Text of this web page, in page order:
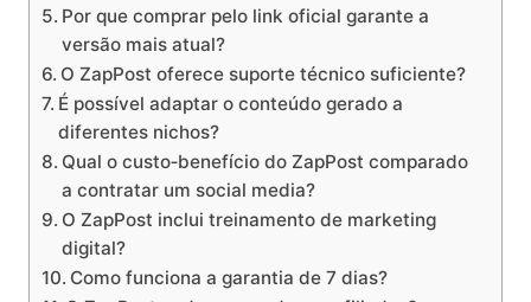
Por que comprar pelo link oficial garante a
versão mais atual?
O ZapPost oferece suporte técnico suficiente?
É possível adaptar o conteúdo gerado a
diferentes nichos?
Qual o custo‑benefício do ZapPost comparado
a contratar um social media?
O ZapPost inclui treinamento de marketing
digital?
Como funciona a garantia de 7 dias?